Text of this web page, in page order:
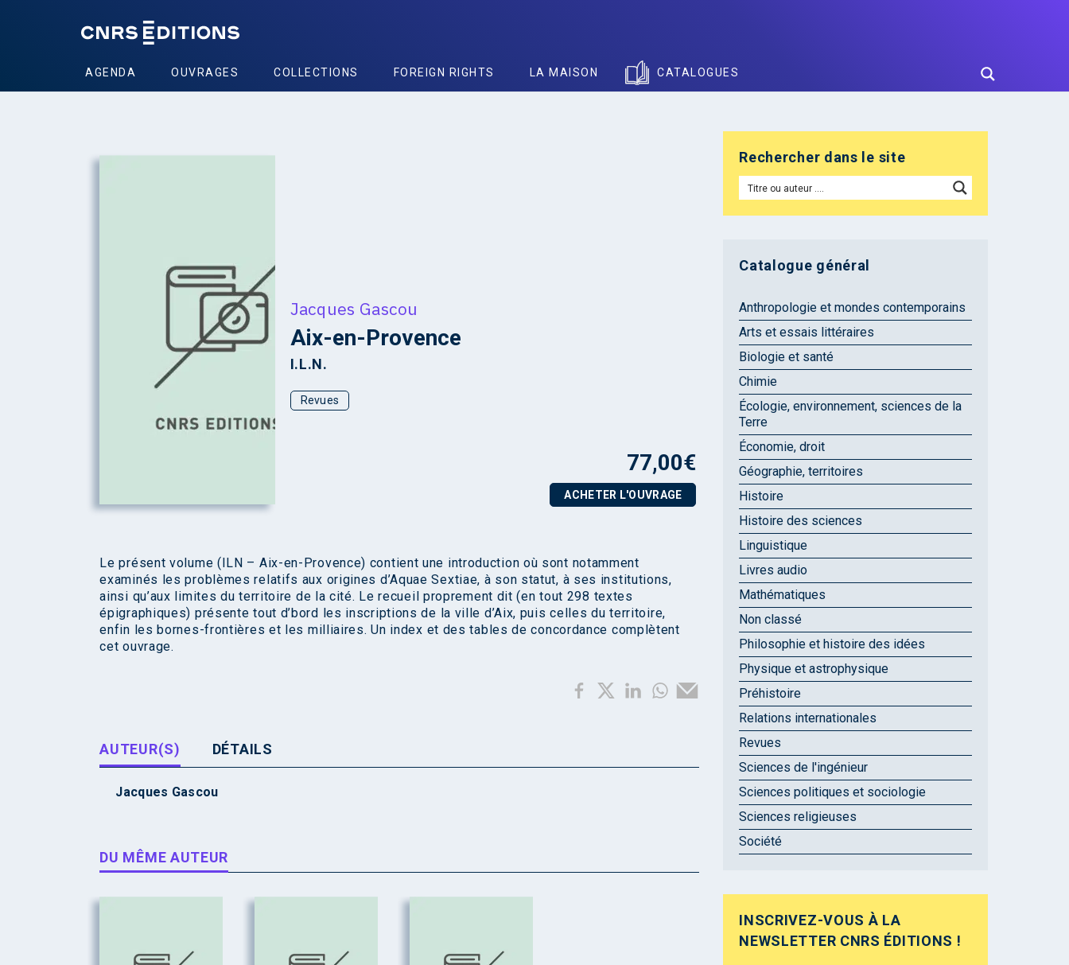
AGENDA OUVRAGES COLLECTIONS FOREIGN RIGHTS LA MAISON CATALOGUES
Jacques Gascou
Aix-en-Provence
I.L.N.
Revues
77,00€
ACHETER L'OUVRAGE
Le présent volume (ILN – Aix-en-Provence) contient une introduction où sont notamment
examinés les problèmes relatifs aux origines d’Aquae Sextiae, à son statut, à ses institutions,
ainsi qu’aux limites du territoire de la cité. Le recueil proprement dit (en tout 298 textes
épigraphiques) présente tout d’bord les inscriptions de la ville d’Aix, puis celles du territoire,
enfin les bornes-frontières et les milliaires. Un index et des tables de concordance complètent
cet ouvrage.
AUTEUR(S) DÉTAILS
Jacques Gascou
DU MÊME AUTEUR
Rechercher dans le site
Catalogue général
Anthropologie et mondes contemporains
Arts et essais littéraires
Biologie et santé
Chimie
Écologie, environnement, sciences de la
Terre
Économie, droit
Géographie, territoires
Histoire
Histoire des sciences
Linguistique
Livres audio
Mathématiques
Non classé
Philosophie et histoire des idées
Physique et astrophysique
Préhistoire
Relations internationales
Revues
Sciences de l'ingénieur
Sciences politiques et sociologie
Sciences religieuses
Société
INSCRIVEZ-VOUS À LA
NEWSLETTER CNRS ÉDITIONS !